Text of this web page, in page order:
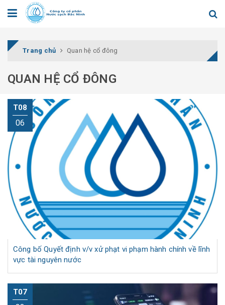
Trang chủ Quan hệ cổ đông
QUAN HỆ CỔ ĐÔNG
T08
06
Công bố Quyết định v/v xử phạt vi phạm hành chính về lĩnh
vực tài nguyên nước
T07